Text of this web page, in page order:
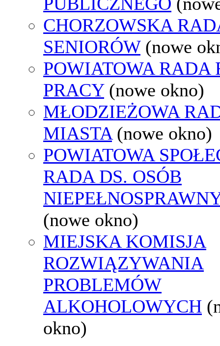
CHORZOWSKA
SENIORÓW (nowe
POWIATOWA RADA
PRACY (nowe okno)
MŁODZIEŻOWA
MIASTA (nowe okno)
POWIATOWA
RADA DS. OSÓB
(nowe okno)
MIEJSKA KOMISJA
ROZWIĄZYWANIA
PROBLEMÓW
ALKOHOLOWYCH
okno)